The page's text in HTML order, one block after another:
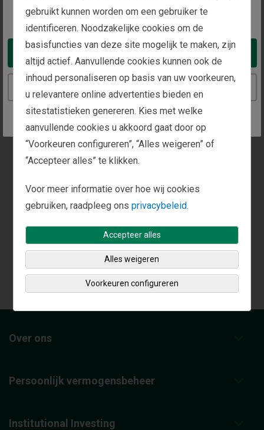
You appear to be in the United States
Take me to the United States website
Bel ons op
+65 800 1011988
Op dit kantoor kunt u langskomen voor een
persoonlijk gesprek.
Bel ons of vul hetcontactformulier in om een
afspraak te maken.
Over ons
Persoonlijk vermogensbeheer
Institutional Investing
gebruikt kunnen worden om een gebruiker te
identificeren. Noodzakelijke cookies om de
basisfuncties van deze site mogelijk te maken, zijn
altijd actief. Aanvullende cookies kunnen ook de
inhoud personaliseren op basis van uw voorkeuren,
u relevantere online advertenties bieden en
sitestatistieken genereren. Kies met welke
aanvullende cookies u akkoord gaat door op
“Voorkeuren configureren”, “Alles weigeren” of
“Accepteer alles” te klikken.
Voor meer informatie over hoe wij cookies
gebruiken, raadpleeg ons privacybeleid.
Accepteer alles
Alles weigeren
Voorkeuren configureren